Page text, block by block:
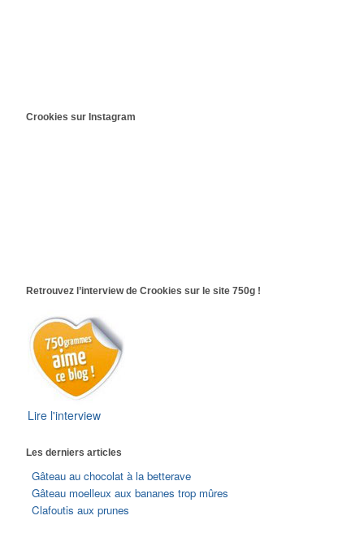
Crookies sur Instagram
Retrouvez l’interview de Crookies sur le site 750g !
Lire l'interview
Les derniers articles
Gâteau au chocolat à la betterave
Gâteau moelleux aux bananes trop mûres
Clafoutis aux prunes